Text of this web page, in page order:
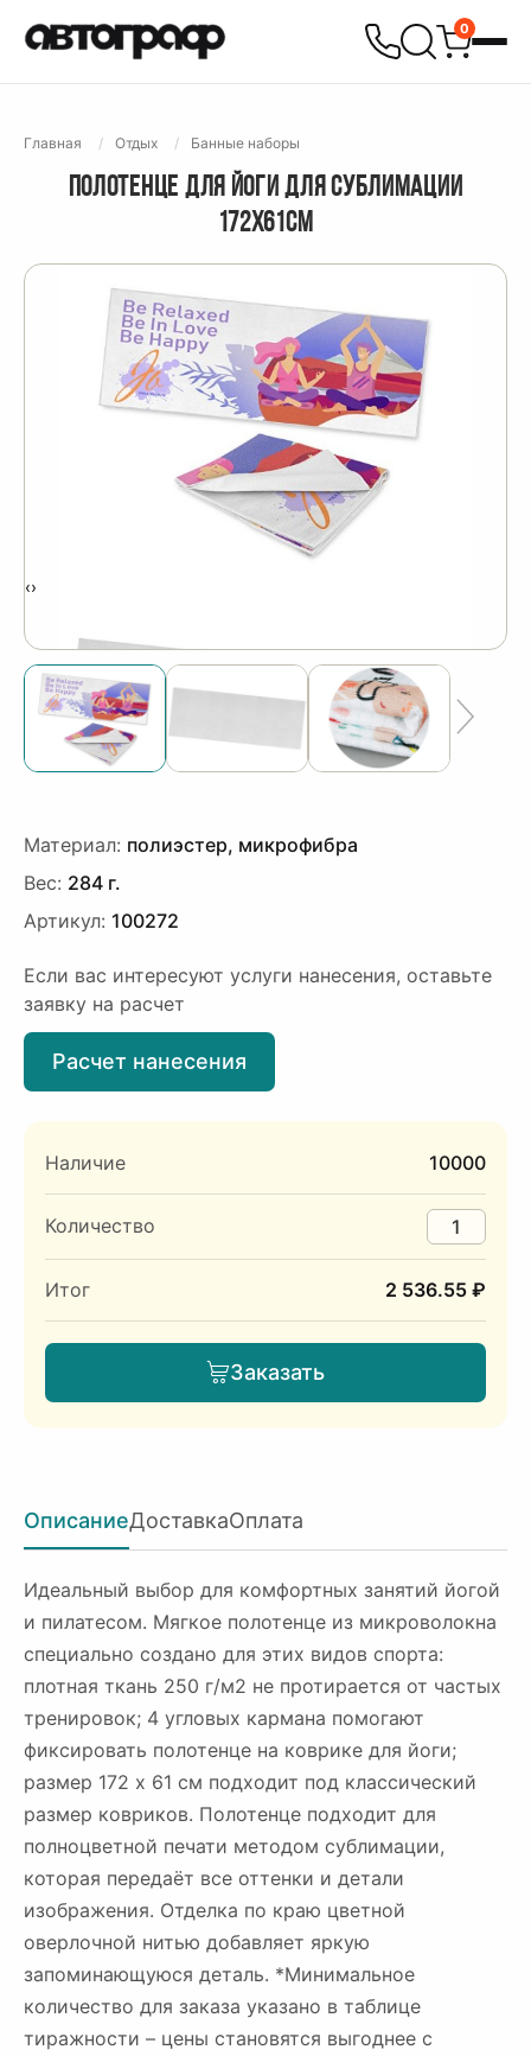
0
Главная Отдых Банные наборы
ПОЛОТЕНЦЕ ДЛЯ ЙОГИ ДЛЯ СУБЛИМАЦИИ
172Х61СМ
‹›
Материал: полиэстер, микрофибра
Вес: 284 г.
Артикул: 100272
Если вас интересуют услуги нанесения, оставьте
заявку на расчет
Расчет нанесения
Наличие 10000
Количество
Итог 2 536.55 ₽
Заказать
ОписаниеДоставкаОплата
Идеальный выбор для комфортных занятий йогой
и пилатесом. Мягкое полотенце из микроволокна
специально создано для этих видов спорта:
плотная ткань 250 г/м2 не протирается от частых
тренировок; 4 угловых кармана помогают
фиксировать полотенце на коврике для йоги;
размер 172 х 61 см подходит под классический
размер ковриков. Полотенце подходит для
полноцветной печати методом сублимации,
которая передаёт все оттенки и детали
изображения. Отделка по краю цветной
оверлочной нитью добавляет яркую
запоминающуюся деталь. *Минимальное
количество для заказа указано в таблице
тиражности – цены становятся выгоднее с